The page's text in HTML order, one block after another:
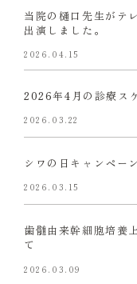
当院の樋口先生がテ
出演しました。
2026.04.15
2026年4月の診療ス
2026.03.22
シワの日キャンペー
2026.03.15
歯髄由来幹細胞培養
て
2026.03.09